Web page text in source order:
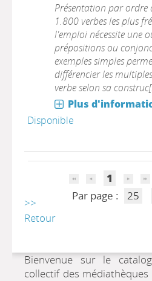
Présentation par ordre
1.800 verbes les plus
l'emploi nécessite une
prépositions ou
exemples simples
différencier les
verbe selon sa
Plus
Disponible
1
Par page :
25
>>
Retour
Bienvenue sur le
collectif des médiathèques